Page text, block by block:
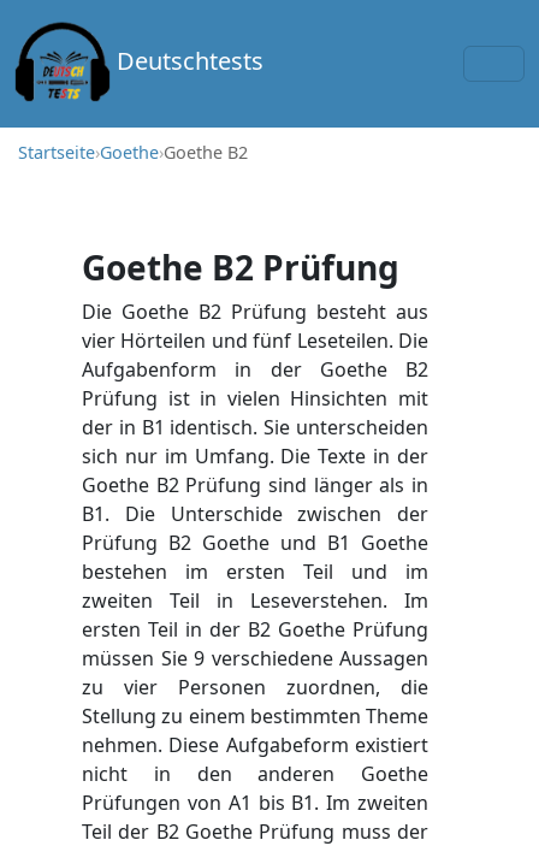
Deutschtests
Startseite›Goethe›Goethe B2
Goethe B2 Prüfung
Die Goethe B2 Prüfung besteht aus
vier Hörteilen und fünf Leseteilen. Die
Aufgabenform in der Goethe B2
Prüfung ist in vielen Hinsichten mit
der in B1 identisch. Sie unterscheiden
sich nur im Umfang. Die Texte in der
Goethe B2 Prüfung sind länger als in
B1. Die Unterschide zwischen der
Prüfung B2 Goethe und B1 Goethe
bestehen im ersten Teil und im
zweiten Teil in Leseverstehen. Im
ersten Teil in der B2 Goethe Prüfung
müssen Sie 9 verschiedene Aussagen
zu vier Personen zuordnen, die
Stellung zu einem bestimmten Theme
nehmen. Diese Aufgabeform existiert
nicht in den anderen Goethe
Prüfungen von A1 bis B1. Im zweiten
Teil der B2 Goethe Prüfung muss der